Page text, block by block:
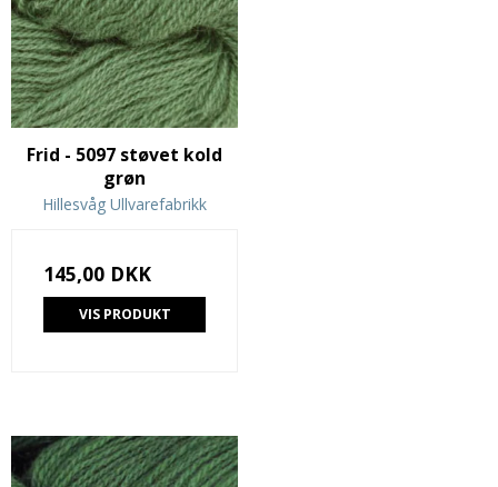
Frid - 5097 støvet kold
grøn
Hillesvåg Ullvarefabrikk
145,00 DKK
VIS PRODUKT